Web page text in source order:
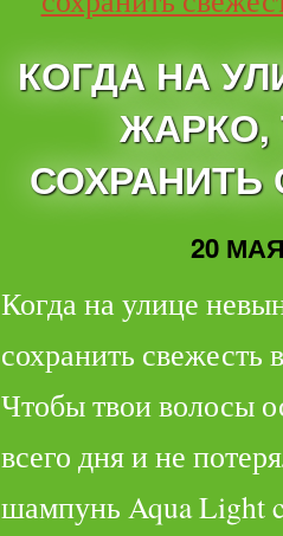
КОГДА НА
ЖАРКО,
20
Когда на улице
сохранить свежесть
Чтобы твои волосы
всего дня и не
шампунь Aqua Light